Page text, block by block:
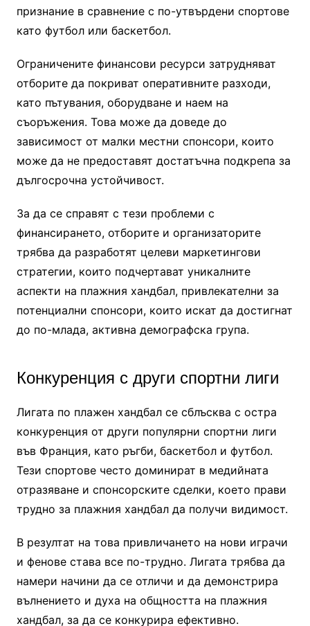
признание в сравнение с по-утвърдени спортове
като футбол или баскетбол.
Ограничените финансови ресурси затрудняват
отборите да покриват оперативните разходи,
като пътувания, оборудване и наем на
съоръжения. Това може да доведе до
зависимост от малки местни спонсори, които
може да не предоставят достатъчна подкрепа за
дългосрочна устойчивост.
За да се справят с тези проблеми с
финансирането, отборите и организаторите
трябва да разработят целеви маркетингови
стратегии, които подчертават уникалните
аспекти на плажния хандбал, привлекателни за
потенциални спонсори, които искат да достигнат
до по-млада, активна демографска група.
Конкуренция с други спортни лиги
Лигата по плажен хандбал се сблъсква с остра
конкуренция от други популярни спортни лиги
във Франция, като ръгби, баскетбол и футбол.
Тези спортове често доминират в медийната
отразяване и спонсорските сделки, което прави
трудно за плажния хандбал да получи видимост.
В резултат на това привличането на нови играчи
и фенове става все по-трудно. Лигата трябва да
намери начини да се отличи и да демонстрира
вълнението и духа на общността на плажния
хандбал, за да се конкурира ефективно.